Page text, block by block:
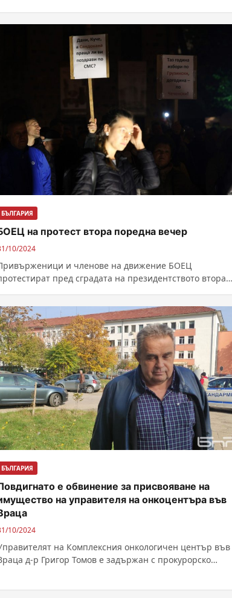
БЪЛГАРИЯ
на протест втора поредна вечер
10/2024
и членове на движение БОЕЦ
пред сградата на президентството втора
БЪЛГАРИЯ
е обвинение за присвояване на
на управителя на онкоцентъра във
10/2024
на Комплексния онкологичен център във
д-р Григор Томов е задържан с прокурорско